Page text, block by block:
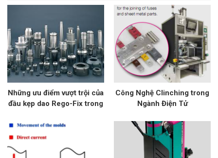
Những ưu điểm vượt trội của
đầu kẹp dao Rego-Fix trong
Công Nghệ Clinching trong
Ngành Điện Tử